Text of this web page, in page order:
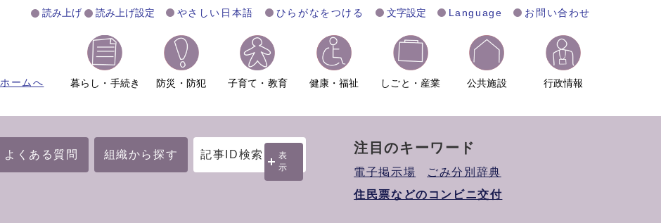
読み上げ 読み上げ設定 やさしい日本語 ひらがなをつける 文字設定 Language お問い合わせ
ホームへ 暮らし・手続き 防災・防犯 子育て・教育 健康・福祉 しごと・産業 公共施設 行政情報
よくある質問 組織から探す 記事ID検索
表
示
注目のキーワード
電子掲示場
ごみ分別辞典
住民票などのコンビニ交付